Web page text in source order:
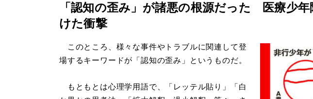
「認知の歪み」が諸悪の根源だった 医療少
けた衝撃
このところ、様々な事件やトラブルに関連して登
場するキーワードが「認知の歪み」というものだ。
もともとは心理学用語で、「レッテル貼り」「白